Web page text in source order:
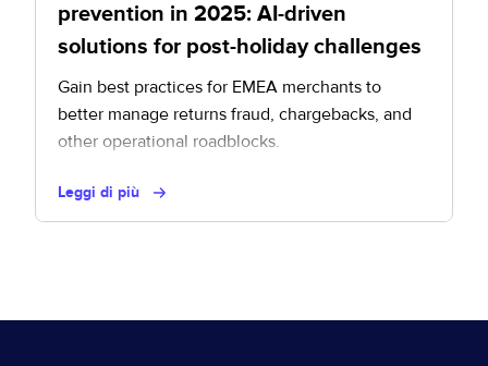
prevention in 2025: AI-driven
solutions for post-holiday challenges
Gain best practices for EMEA merchants to
better manage returns fraud, chargebacks, and
other operational roadblocks.
Leggi di più